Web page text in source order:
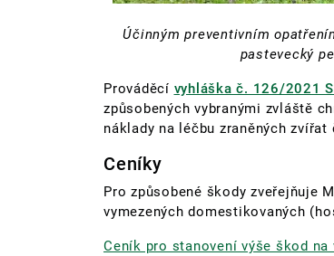
Účinným preventivním
pastevecký
Prováděcí vyhláška č. 126/2021
způsobených vybranými zvláště
náklady na léčbu zraněných
Ceníky
Pro způsobené škody zveřejňuje
vymezených domestikovaných
Ceník pro stanovení výše škod